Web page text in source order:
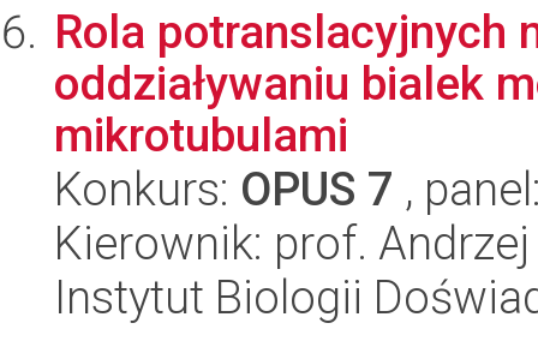
Rola potranslacyjnych
oddziaływaniu bialek
mikrotubulami
Konkurs: OPUS 7 ,
Kierownik: prof.
Instytut Biologii